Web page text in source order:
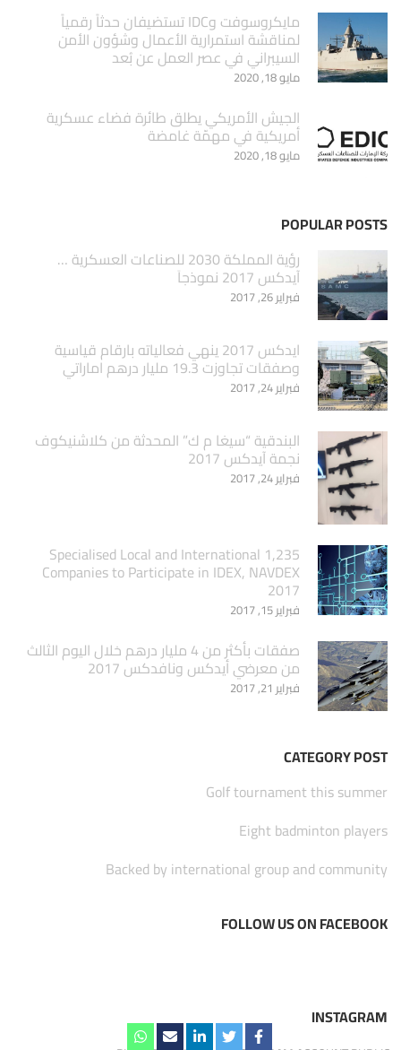
مايكروسوفت وIDC تستضيفان حدثاً رقمياً
لمناقشة استمرارية الأعمال وشؤون الأمن
السيبراني في عصر العمل عن بُعد
مايو 18, 2020
الجيش الأمريكي يطلق طائرة فضاء عسكرية
أمريكية في مهمّة غامضة
مايو 18, 2020
POPULAR POSTS
‏رؤية المملكة 2030 للصناعات العسكرية …
آيدكس 2017 نموذجاَ
فبراير 26, 2017
ايدكس 2017 ينهي فعالياته بارقام قياسية
وصفقات تجاوزت 19.3 مليار درهم اماراتي
فبراير 24, 2017
البندقية “سيغا م ك” المحدثة من كلاشنيكوف
نجمة آيدكس 2017
فبراير 24, 2017
1,235 Specialised Local and International
Companies to Participate in IDEX, NAVDEX
2017
فبراير 15, 2017
صفقات بأكثر من 4 مليار درهم خلال اليوم الثالث
من معرضي أيدكس ونافدكس 2017
فبراير 21, 2017
CATEGORY POST
Golf tournament this summer
Eight badminton players
Backed by international group and community
FOLLOW US ON FACEBOOK
INSTAGRAM